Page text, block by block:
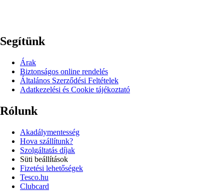
Segítünk
Árak
Biztonságos online rendelés
Általános Szerződési Feltételek
Adatkezelési és Cookie tájékoztató
Rólunk
Akadálymentesség
Hova szállítunk?
Szolgáltatás díjak
Süti beállítások
Fizetési lehetőségek
Tesco.hu
Clubcard